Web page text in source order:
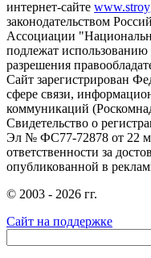
интернет-сайте
законодательством
Ассоциации
подлежат
разрешения
Сайт зарегистрирован
сфере связи,
коммуникаций
Свидетельство о
Эл № ФС77-72878 от 22
ответственности за
опубликованной в
© 2003 - 2026 гг.
Сайт на поддержке